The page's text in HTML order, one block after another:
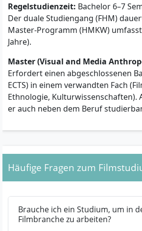
Regelstudienzeit: Bachelor 6–7
Der duale Studiengang (FHM)
Master-Programm (HMKW)
Jahre).
Master (Visual and Media
Erfordert einen abgeschlossenen
ECTS) in einem verwandten Fach
Ethnologie, Kulturwissenschaften).
er auch neben dem Beruf
Häufige Fragen zum
Brauche ich ein Studium, um in
Filmbranche zu arbeiten?